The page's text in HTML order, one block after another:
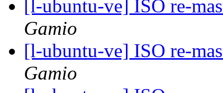
[l-ubuntu-ve] ISO re-
Gamio
[l-ubuntu-ve] ISO re-
Gamio